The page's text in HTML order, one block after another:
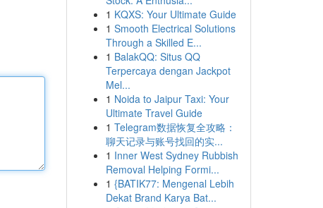
1 KQXS: Your Ultimate Guide
1 Smooth Electrical Solutions
Through a Skilled E...
1 BalakQQ: Situs QQ
Terpercaya dengan Jackpot
Mel...
1 Noida to Jaipur Taxi: Your
Ultimate Travel Guide
1 Telegram数据恢复全攻略：
聊天记录与账号找回的实...
1 Inner West Sydney Rubbish
Removal Helping Formi...
1 {BATIK77: Mengenal Lebih
Dekat Brand Karya Bat...